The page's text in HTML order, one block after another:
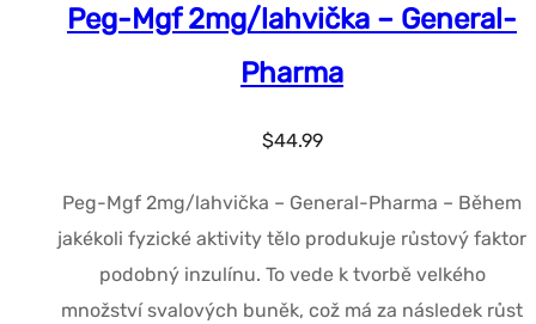
Peg-Mgf 2mg/lahvička – General-
Pharma
$44.99
Peg-Mgf 2mg/lahvička – General-Pharma – Během
jakékoli fyzické aktivity tělo produkuje růstový faktor
podobný inzulínu. To vede k tvorbě velkého
množství svalových buněk, což má za následek růst